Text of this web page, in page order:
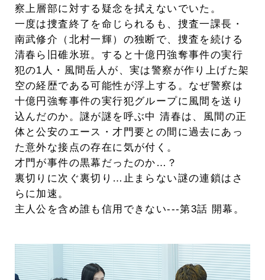
察上層部に対する疑念を拭えないでいた。
一度は捜査終了を命じられるも、捜査一課長・
南武修介（北村一輝）の独断で、捜査を続ける
清春ら旧碓氷班。すると十億円強奪事件の実行
犯の1人・風間岳人が、実は警察が作り上げた架
空の経歴である可能性が浮上する。なぜ警察は
十億円強奪事件の実行犯グループに風間を送り
込んだのか。謎が謎を呼ぶ中 清春は、風間の正
体と公安のエース・才門要との間に過去にあっ
た意外な接点の存在に気が付く。
才門が事件の黒幕だったのか…？
裏切りに次ぐ裏切り…止まらない謎の連鎖はさ
らに加速。
主人公を含め誰も信用できない---第3話 開幕。